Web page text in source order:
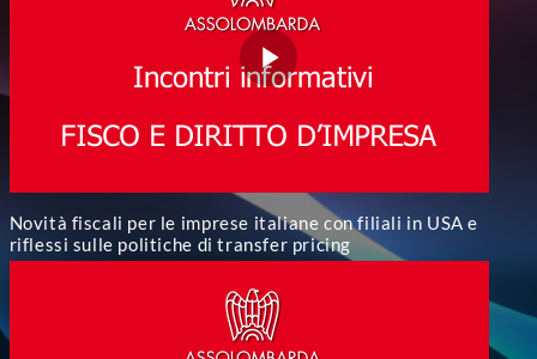
Novità fiscali per le imprese italiane con filiali in USA e
riflessi sulle politiche di transfer pricing